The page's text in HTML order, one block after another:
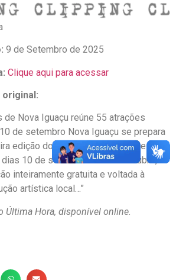
9 de Setembro de 2025
Clique aqui para acessar
Nova Iguaçu reúne 55 atrações
de setembro Nova Iguaçu se prepara
edição do Festival de Artes, que
10 de setembro e 31 de outubro,
inteiramente gratuita e voltada à
artística local…”
Última Hora, disponível online.